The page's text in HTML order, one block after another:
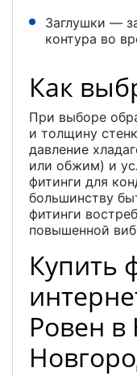
Заглушки —
контура во
Как
При выборе
и толщину
давление
или обжим) и
фитинги для
большинству
фитинги
повышенной
Купить
Ровен